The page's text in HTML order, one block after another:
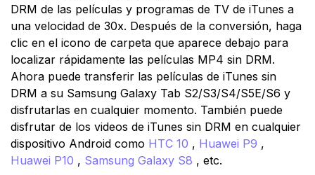
DRM de las películas y programas de TV de iTunes a
una velocidad de 30x. Después de la conversión, haga
clic en el icono de carpeta que aparece debajo para
localizar rápidamente las películas MP4 sin DRM.
Ahora puede transferir las películas de iTunes sin
DRM a su Samsung Galaxy Tab S2/S3/S4/S5E/S6 y
disfrutarlas en cualquier momento. También puede
disfrutar de los videos de iTunes sin DRM en cualquier
dispositivo Android como HTC 10 , Huawei P9 ,
Huawei P10 , Samsung Galaxy S8 , etc.